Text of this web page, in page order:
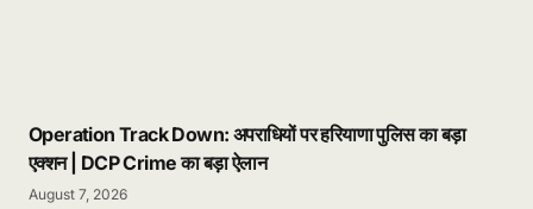
Operation Track Down: अपराधियों पर हरियाणा पुलिस का बड़ा
एक्शन | DCP Crime का बड़ा ऐलान
August 7, 2026